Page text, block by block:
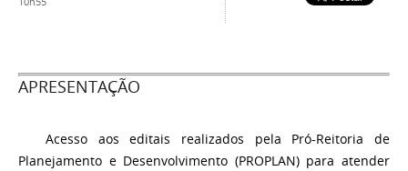
APRESENTAÇÃO
Acesso aos editais realizados pela Pró-Reitoria de
Planejamento e Desenvolvimento (PROPLAN) para atender